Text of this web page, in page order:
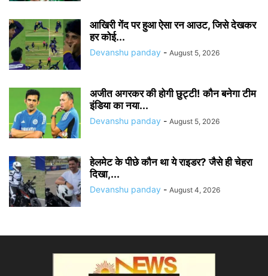
आखिरी गेंद पर हुआ ऐसा रन आउट, जिसे देखकर
हर कोई...
Devanshu panday - August 5, 2026
अजीत अगरकर की होगी छुट्टी! कौन बनेगा टीम
इंडिया का नया...
Devanshu panday - August 5, 2026
हेलमेट के पीछे कौन था ये राइडर? जैसे ही चेहरा
दिखा,...
Devanshu panday - August 4, 2026